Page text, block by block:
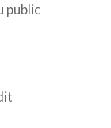
public